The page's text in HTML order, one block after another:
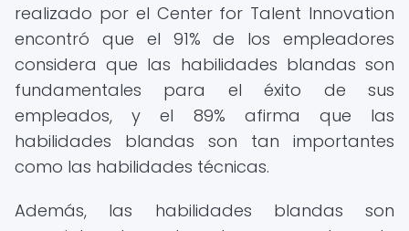
realizado por el Center for Talent Innovation
encontró que el 91% de los empleadores
considera que las habilidades blandas son
fundamentales para el éxito de sus
empleados, y el 89% afirma que las
habilidades blandas son tan importantes
como las habilidades técnicas.
Además, las habilidades blandas son